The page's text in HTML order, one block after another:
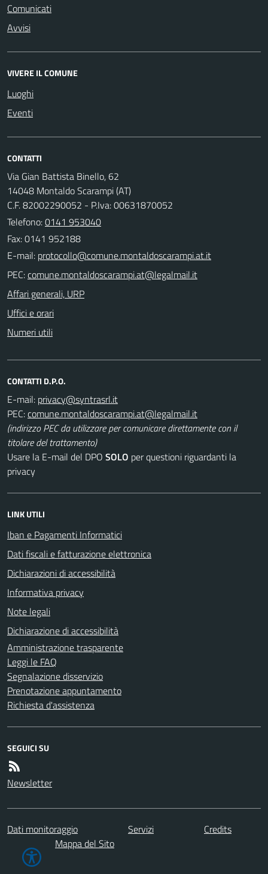
Comunicati
Avvisi
VIVERE IL COMUNE
Luoghi
Eventi
CONTATTI
Via Gian Battista Binello, 62
14048 Montaldo Scarampi (AT)
C.F. 82002290052 - P.Iva: 00631870052
Telefono:0141 953040
Fax: 0141 952188
E-mail:
PEC:
Affari generali, URP
Uffici e orari
Numeri utili
CONTATTI D.P.O.
E-mail:
PEC:
(indirizzo PEC da utilizzare per comunicare direttamente con il
titolare del trattamento)
Usare la E-mail del DPO SOLO per questioni riguardanti la
privacy
LINK UTILI
Iban e Pagamenti Informatici
Dati fiscali e fatturazione elettronica
Dichiarazioni di accessibilità
Informativa privacy
Note legali
Dichiarazione di accessibilità
Amministrazione trasparente
Leggi le FAQ
Segnalazione disservizio
Prenotazione appuntamento
Richiesta d'assistenza
SEGUICI SU
Newsletter
Dati monitoraggio Servizi
Credits
Mappa del Sito